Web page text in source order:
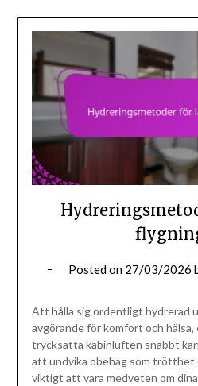
Posted on 27/03/2026
Att hålla sig ordentligt hydrerad
avgörande för komfort och
trycksatta kabinluften snabbt
att undvika obehag som trötthet
viktigt att vara medveten om